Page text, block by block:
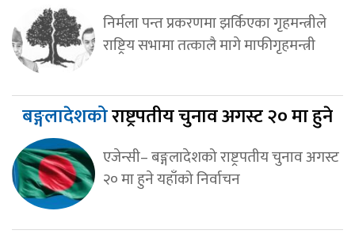
निर्मला पन्त प्रकरणमा झर्किएका गृहमन्त्रीले
राष्ट्रिय सभामा तत्कालै मागे माफीगृहमन्त्री
बङ्गलादेशकोराष्ट्रपतीय चुनाव अगस्ट २० मा हुने
एजेन्सी– बङ्गलादेशको राष्ट्रपतीय चुनाव अगस्ट
२० मा हुने यहाँको निर्वाचन